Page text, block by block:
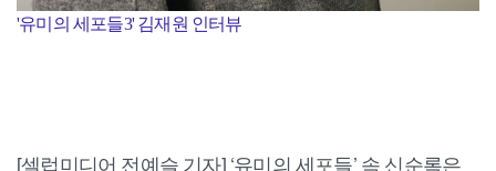
'유미의 세포들3' 김재원 인터뷰
[셀럽미디어 전예슬 기자] ‘유미의 세포들’ 속 신순록은